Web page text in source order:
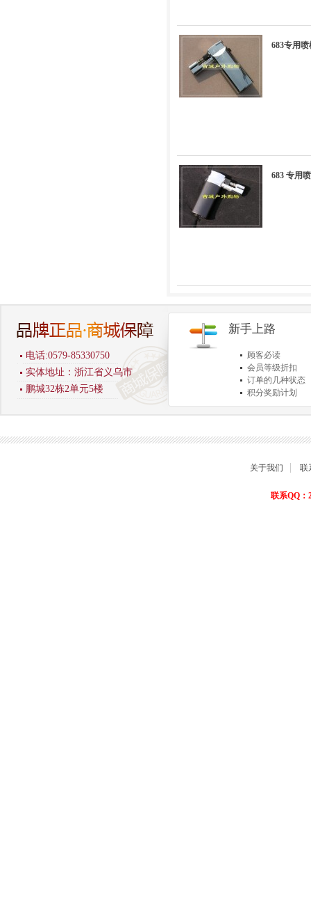
683专用
683 专用
电话:0579-85330750
实体地址：浙江省义乌市
鹏城32栋2单元5楼
新手上路
顾客必读
会员等级折扣
订单的几种状态
积分奖励计划
商品退货保障
关于我们 联
联系QQ：